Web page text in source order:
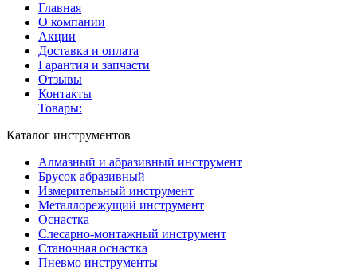
Главная
О компании
Акции
Доставка и оплата
Гарантия и запчасти
Отзывы
Контакты
Товары:
Каталог инструментов
Алмазный и абразивный инструмент
Брусок абразивный
Измерительный инструмент
Металлорежущий инструмент
Оснастка
Слесарно-монтажный инструмент
Станочная оснастка
Пневмо инструменты